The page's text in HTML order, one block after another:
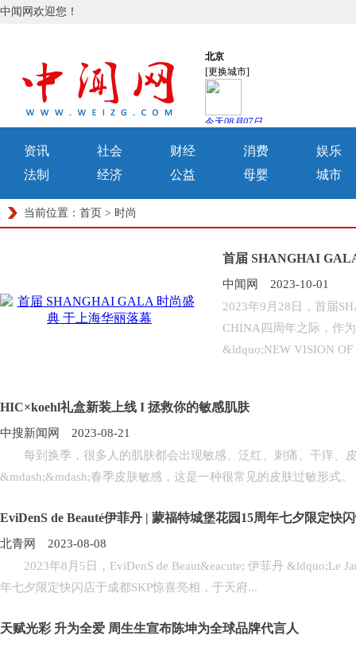
中闻网欢迎您！
资讯 社会 财经 消费
娱乐
法制
经济 公益 母婴 城市
当前位置： 首页 > 时尚
首届 SHANGHAI
中闻网 2023-10-01
2023年9月28日，首届
CHINA四周年之际，作
&ldquo;NEW VISION OF
HIC×koehl礼盒新装上线 I 拯救你的敏感肌肤
中搜新闻网 2023-08-21
每到换季，很多人的肌肤都会出现敏感、泛红、刺痛、干痒、
&mdash;&mdash;春季皮肤敏感，这是一种很常见的皮肤过敏形
EviDenS de Beauté伊菲丹 | 蒙福特城堡花园15周年七夕限定快
北青网 2023-08-08
2023年8月5日，EviDenS de Beaut&eacute; 伊菲丹 &ldquo;Le
年七夕限定快闪店于成都SKP惊喜亮相，于天府...
天赋光彩 升为全爱 周生生宣布陈坤为全球品牌代言人